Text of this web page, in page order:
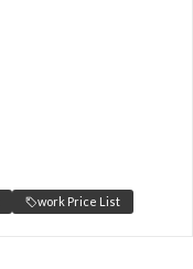
work Price List